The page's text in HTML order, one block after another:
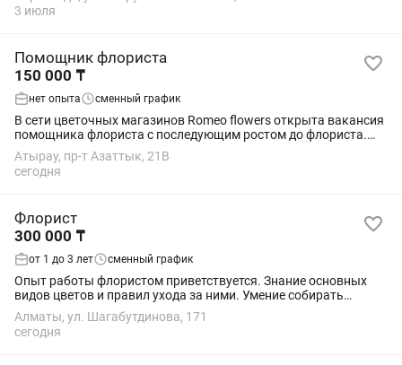
3 июля
Помощник флориста
150 000 ₸
нет опыта сменный график
В сети цветочных магазинов Romeo flowers открыта вакансия
помощника флориста с последующим ростом до флориста.
Данная позиция открыта для людей, кто хотел бы стать
профессиональным флористом, но...
Атырау, пр-т Азаттык, 21В
сегодня
Флорист
300 000 ₸
от 1 до 3 лет сменный график
Опыт работы флористом приветствуется. Знание основных
видов цветов и правил ухода за ними. Умение собирать
букеты и композиции разных стилей. Чувство вкуса,
аккуратность и внимание к деталям. ...
Алматы, ул. Шагабутдинова, 171
сегодня